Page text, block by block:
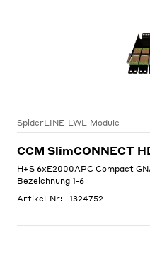
SpiderLINE-LWL-Module
CCM SlimCONNECT
H+S 6xE2000APC Compact
Bezeichnung 1-6
Artikel-Nr:
1324752